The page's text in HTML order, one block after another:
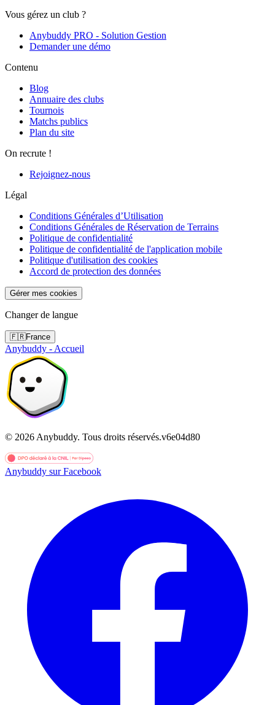
Vous gérez un club ?
Anybuddy PRO - Solution Gestion
Demander une démo
Contenu
Blog
Annuaire des clubs
Tournois
Matchs publics
Plan du site
On recrute !
Rejoignez-nous
Légal
Conditions Générales d’Utilisation
Conditions Générales de Réservation de Terrains
Politique de confidentialité
Politique de confidentialité de l'application mobile
Politique d'utilisation des cookies
Accord de protection des données
Gérer mes cookies
Changer de langue
🇫🇷France
Anybuddy - Accueil
© 2026 Anybuddy. Tous droits réservés.v6e04d80
Anybuddy sur Facebook